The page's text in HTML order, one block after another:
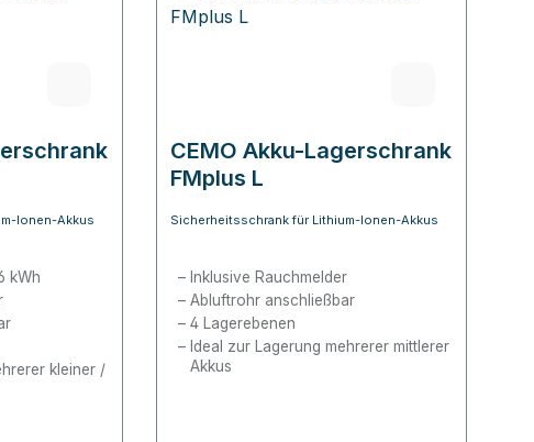
Ionen-Akkus
kWh
kleiner /
CEMO Akku-Lagerschrank
FMplus L
Sicherheitsschrank für Lithium-Ionen-Akkus
Inklusive Rauchmelder
Abluftrohr anschließbar
4 Lagerebenen
Ideal zur Lagerung mehrerer mittlerer
Akkus